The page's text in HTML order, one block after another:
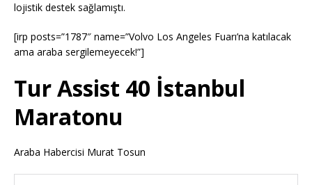
lojistik destek sağlamıştı.
[irp posts=”1787″ name=”Volvo Los Angeles Fuarı’na katılacak
ama araba sergilemeyecek!”]
Tur Assist 40 İstanbul
Maratonu
Araba Habercisi Murat Tosun